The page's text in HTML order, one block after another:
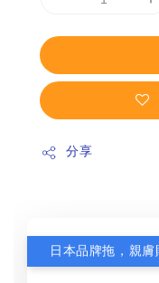
分享